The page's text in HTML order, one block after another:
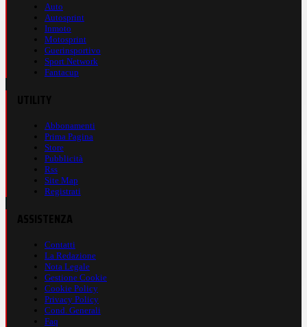
Auto
Autosprint
Inmoto
Motosprint
Guerinsportivo
Sport Network
Fantacup
Abbonamenti
Prima Pagina
Store
Pubblicità
Rss
Site Map
Registrati
Contatti
La Redazione
Nota Legale
Gestione Cookie
Cookie Policy
Privacy Policy
Cond. Generali
Faq